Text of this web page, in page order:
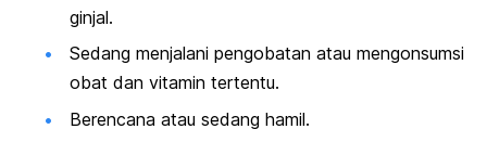
ginjal.
Sedang menjalani pengobatan atau mengonsumsi
obat dan vitamin tertentu.
Berencana atau sedang hamil.